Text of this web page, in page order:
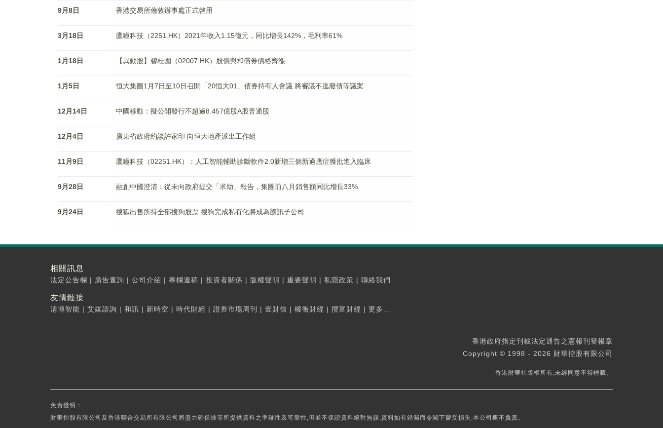
9月8日 香港交易所倫敦辦事處正式啓用
3月18日 鷹瞳科技（2251.HK）2021年收入1.15億元，同比增長142%，毛利率61%
1月18日 【異動股】碧桂園（02007.HK）股價與和債券價格齊漲
1月5日 恒大集團1月7日至10日召開「20恒大01」債券持有人會議 將審議不逃廢債等議案
12月14日 中國移動：擬公開發行不超過8.457億股A股普通股
12月4日 廣東省政府約談許家印 向恒大地產派出工作組
11月9日 鷹瞳科技（02251.HK）：人工智能輔助診斷軟件2.0新增三個新適應症獲批進入臨床
9月28日 融創中國澄清：從未向政府提交「求助」報告，集團前八月銷售額同比增長33%
9月24日 搜狐出售所持全部搜狗股票 搜狗完成私有化將成為騰訊子公司
相關訊息
法定公告欄 | 廣告查詢 | 公司介紹 | 專欄邀稿 | 投資者關係 | 版權聲明 | 重要聲明 | 私隱政策 | 聯絡我們
友情鏈接
清博智能 | 艾媒諮詢 | 和訊 | 新時空 | 時代財經 | 證券市場周刊 | 壹財信 | 權衡財經 | 攬富財經 | 更多...
香港政府指定刊載法定通告之憲報刊登報章
Copyright © 1998 - 2026 財華控股有限公司
香港財華社版權所有,未經同意不得轉載。
免責聲明：
財華控股有限公司及香港聯合交易所有限公司將盡力確保彼等所提供資料之準確性及可靠性,但並不保證資料絕對無誤,資料如有錯漏而令閣下蒙受損失,本公司概不負責。